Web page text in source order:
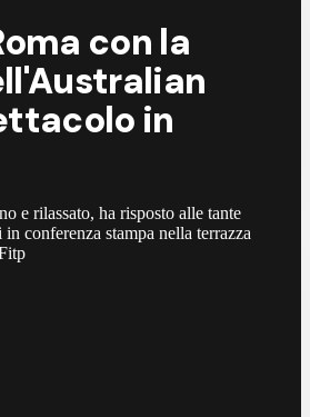
con la
in
e rilassato, ha risposto alle tante
conferenza stampa nella terrazza